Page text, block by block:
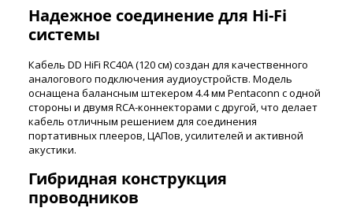
Надежное соединение для Hi-Fi
системы
Кабель DD HiFi RC40A (120 cм) создан для качественного
аналогового подключения аудиоустройств. Модель
оснащена балансным штекером 4.4 мм Pentaconn с одной
стороны и двумя RCA-коннекторами с другой, что делает
кабель отличным решением для соединения
портативных плееров, ЦАПов, усилителей и активной
акустики.
Гибридная конструкция
проводников